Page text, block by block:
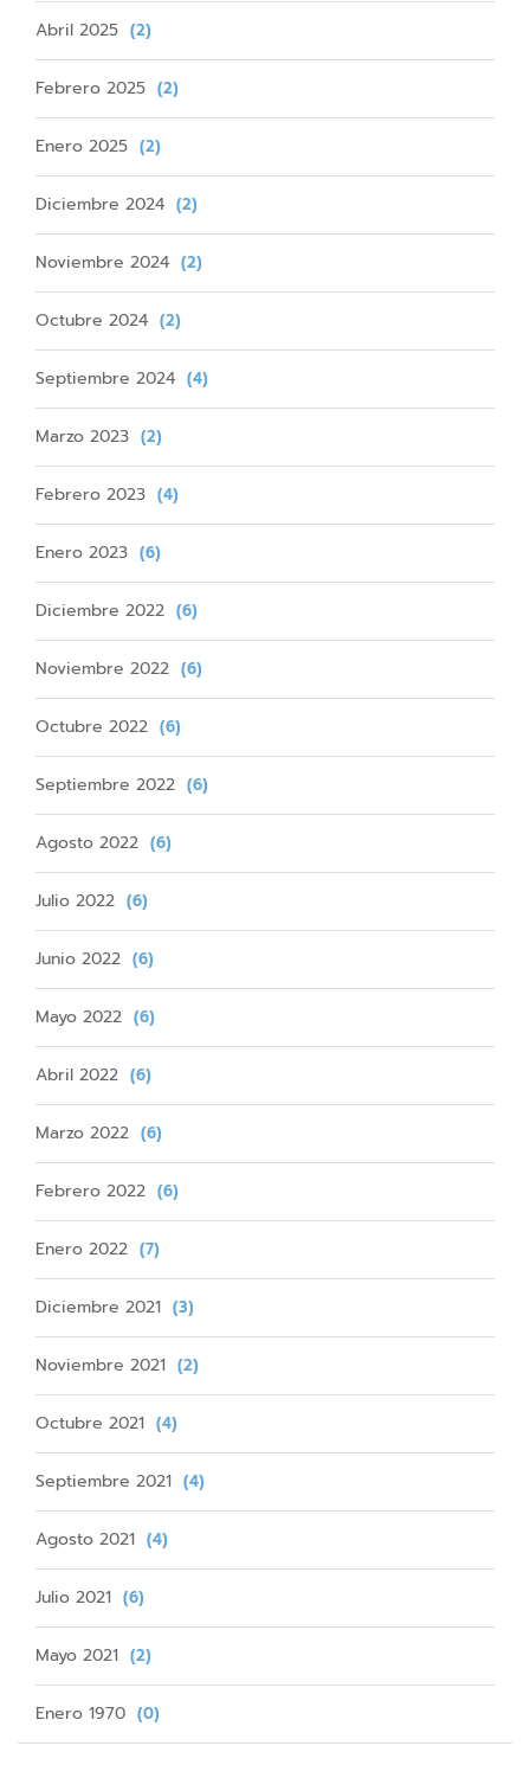
Abril 2025 (2)
Febrero 2025 (2)
Enero 2025 (2)
Diciembre 2024 (2)
Noviembre 2024 (2)
Octubre 2024 (2)
Septiembre 2024 (4)
Marzo 2023 (2)
Febrero 2023 (4)
Enero 2023 (6)
Diciembre 2022 (6)
Noviembre 2022 (6)
Octubre 2022 (6)
Septiembre 2022 (6)
Agosto 2022 (6)
Julio 2022 (6)
Junio 2022 (6)
Mayo 2022 (6)
Abril 2022 (6)
Marzo 2022 (6)
Febrero 2022 (6)
Enero 2022 (7)
Diciembre 2021 (3)
Noviembre 2021 (2)
Octubre 2021 (4)
Septiembre 2021 (4)
Agosto 2021 (4)
Julio 2021 (6)
Mayo 2021 (2)
Enero 1970 (0)